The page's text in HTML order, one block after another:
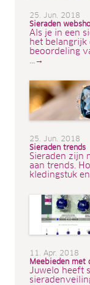
25. Jun. 2018
Sieraden
Als je in een
het belangrijk
beoordeling
...→
25. Jun. 2018
Sieraden trends
Sieraden zijn
aan trends.
kledingstuk
11. Apr. 2018
Meebieden met
Juwelo heeft